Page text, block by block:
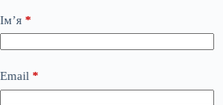
Ім’я *
Email *